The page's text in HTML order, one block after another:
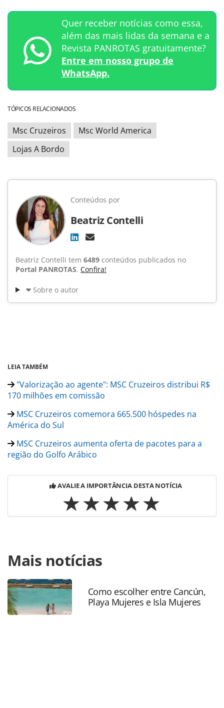
Quer receber notícias como essa,
além das mais lidas da semana e a
Revista PANROTAS gratuitamente?
Entre em nosso grupo de
WhatsApp.
TÓPICOS RELACIONADOS
Msc Cruzeiros
Msc World America
Lojas A Bordo
Conteúdos por
Beatriz Contelli
Beatriz Contelli tem 6489 conteúdos publicados no
Portal PANROTAS. Confira!
Sobre o autor
LEIA TAMBÉM
"Valorização ao agente": MSC Cruzeiros distribui R$
170 milhões em comissão
MSC Cruzeiros comemora 665.500 hóspedes na
América do Sul
MSC Cruzeiros aumenta oferta de pacotes para a
região do Golfo Arábico
AVALIE A IMPORTÂNCIA DESTA NOTÍCIA
https://www.panrotas.com.br/mercado/cruzeiros/2025/
world-america-tera-mil-metros-quadrados-de-area-de-
compras-e-novas-lojas_215940.html ou as ferramentas
oferecidas na página. Todo o conteúdo produzido pela
PANROTAS Editora é protegido pela legislação brasileira
sobre direito autoral. Não reproduza o conteúdo sem
Mais notícias
Como escolher entre Cancún,
Playa Mujeres e Isla Mujeres